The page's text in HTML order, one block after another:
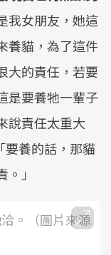
我女朋友，她這
養貓，為了這件
大的責任，若要
是要養牠一輩子
說責任太重大
要養的話，那貓
」
。（圖片來源